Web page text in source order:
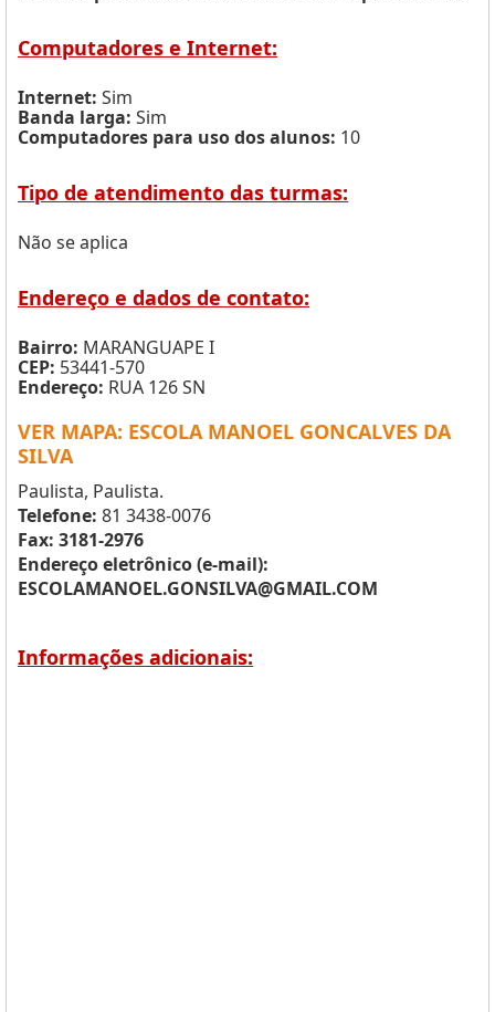
Computadores e Internet:
Internet: Sim
Banda larga: Sim
Computadores para uso dos alunos: 10
Tipo de atendimento das turmas:
Não se aplica
Endereço e dados de contato:
Bairro: MARANGUAPE I
CEP: 53441-570
Endereço: RUA 126 SN
VER MAPA: ESCOLA MANOEL GONCALVES DA
SILVA
Paulista, Paulista.
Telefone: 81 3438-0076
Fax: 3181-2976
Endereço eletrônico (e-mail):
ESCOLAMANOEL.GONSILVA@GMAIL.COM
Informações adicionais: